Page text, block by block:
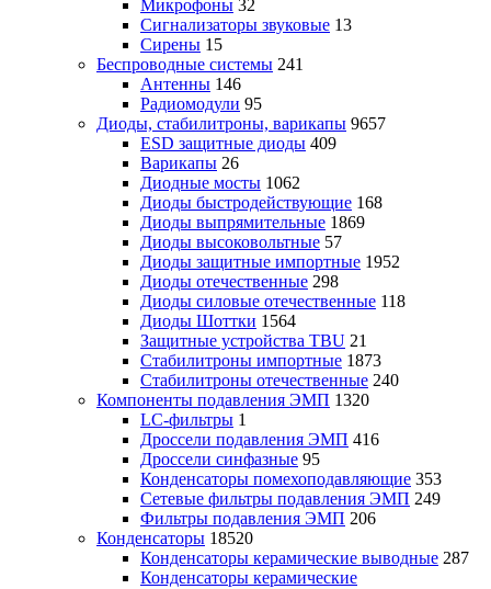
Микрофоны 32
Сигнализаторы звуковые 13
Сирены 15
Беспроводные системы 241
Антенны 146
Радиомодули 95
Диоды, стабилитроны, варикапы 9657
ESD защитные диоды 409
Варикапы 26
Диодные мосты 1062
Диоды быстродействующие 168
Диоды выпрямительные 1869
Диоды высоковольтные 57
Диоды защитные импортные 1952
Диоды отечественные 298
Диоды силовые отечественные 118
Диоды Шоттки 1564
Защитные устройства TBU 21
Стабилитроны импортные 1873
Стабилитроны отечественные 240
Компоненты подавления ЭМП 1320
LC-фильтры 1
Дроссели подавления ЭМП 416
Дроссели синфазные 95
Конденсаторы помехоподавляющие 353
Сетевые фильтры подавления ЭМП 249
Фильтры подавления ЭМП 206
Конденсаторы 18520
Конденсаторы керамические выводные 287
Конденсаторы керамические